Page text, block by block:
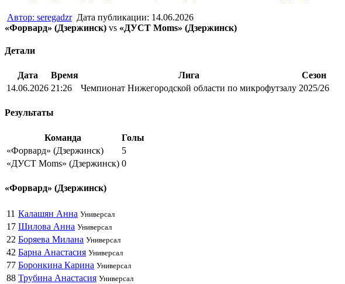
Автор: seregadzr Дата публикации: 14.06.2026
«Форвард» (Дзержинск) vs «ДУСТ Moms» (Дзержинск)
Детали
Дата Время Лига
Сезон
14.06.2026 21:26 Чемпионат Нижегородской области по микрофутзалу 2025/26
Результаты
Команда
Голы
«Форвард» (Дзержинск)
5
«ДУСТ Moms» (Дзержинск) 0
«Форвард» (Дзержинск)
11 Калашян Анна Универсал
17 Шилова Анна Универсал
22 Боряева Милана Универсал
42 Барна Анастасия Универсал
77 Боронкина Карина Универсал
88 Трубина Анастасия Универсал